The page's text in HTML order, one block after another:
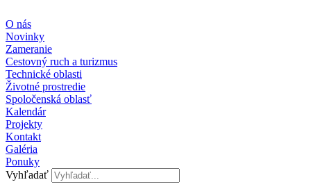
na
obsah
O nás
Novinky
Zameranie
Cestovný ruch a turizmus
Technické oblasti
Životné prostredie
Spoločenská oblasť
Kalendár
Projekty
Kontakt
Galéria
Ponuky
Vyhľadať